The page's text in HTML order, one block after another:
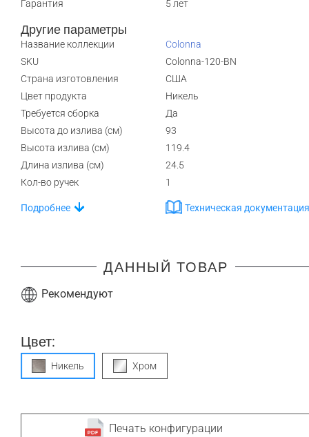
Гарантия
5 лет
Другие параметры
Название коллекции
Colonna
SKU
Colonna-120-BN
Страна изготовления
США
Цвет продукта
Никель
Требуется сборка
Да
Высота до излива (см)
93
Высота излива (см)
119.4
Длина излива (см)
24.5
Кол-во ручек
1
Подробнее Техническая документация
ДАННЫЙ ТОВАР
Рекомендуют
Цвет:
Никель Хром
Печать конфигурации